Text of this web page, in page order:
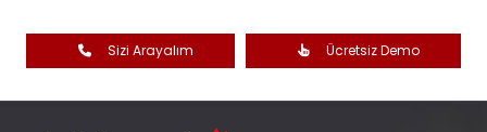
Sizi Arayalım Ücretsiz Demo